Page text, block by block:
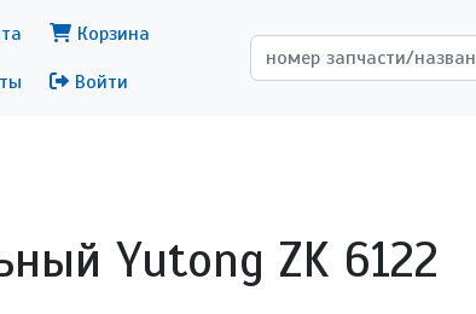
Меню учётной записи
Корзина
Войти
Поиск
Yutong ZK 6122